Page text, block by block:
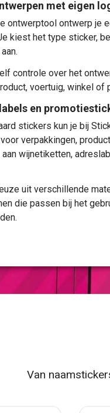
met eigen
ontwerptool ontwerp je
kiest het type sticker,
controle over het
voertuig, winkel of
en
stickers kun je bij
verpakkingen,
wijnetiketten,
uit verschillende
die passen bij het
Van